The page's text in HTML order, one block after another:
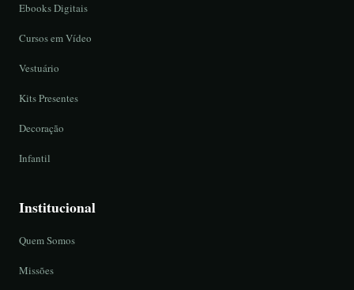
Ebooks Digitais
Cursos em Vídeo
Vestuário
Kits Presentes
Decoração
Infantil
Institucional
Quem Somos
Missões